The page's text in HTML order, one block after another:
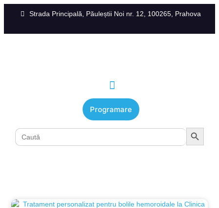
Strada Principală, Păuleștii Noi nr. 12, 100265, Prahova
Programare
Search
Search Button